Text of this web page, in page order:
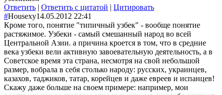
Ответить | Ответить с цитатой | Цитировать
#Housexy14.05.2012 22:41
Кроме того, понятие "типичный узбек" - вообще понятие
растяжимое. Узбеки - самый смешанный народ во всей
Центральной Азии. а причина кроется в том, что в средние
века узбеки вели активную завоевательную деятельность, а в
Советское время эта страна, несмотря на свой небольшой
размер, вобрала в себя столько народу: русских, украинцев,
казахов, таджиков, татар, корейцев и даже евреев и испанцев!
Скажу даже больше на своем примере: например, мои